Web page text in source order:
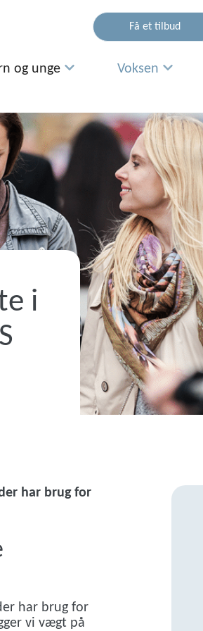
Få et tilbud
og unge Voksen
i
har brug for
har brug for
vi vægt på